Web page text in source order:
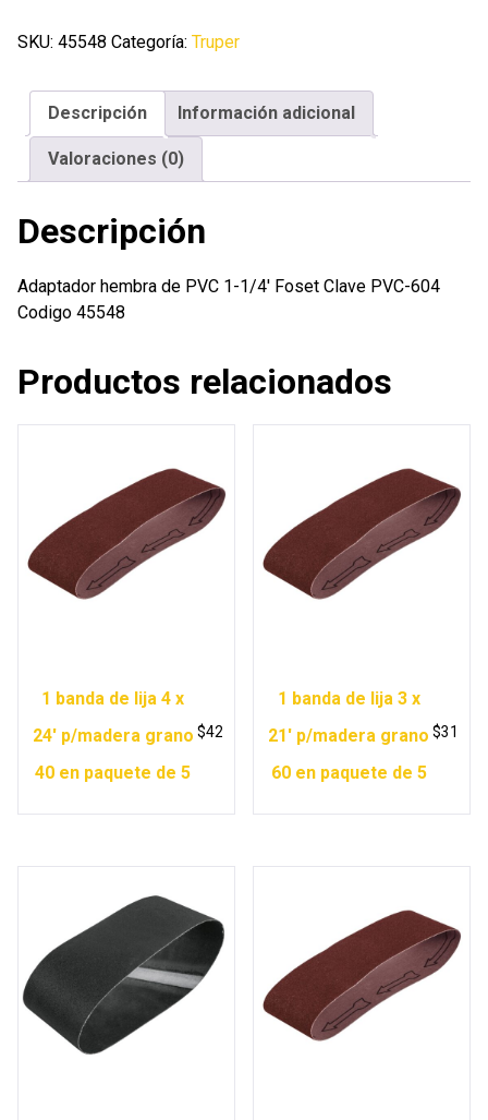
PVC
1/4'
Foset
cantidad
SKU: 45548 Categoría: Truper
Descripción Información adicional
Valoraciones (0)
Descripción
Adaptador hembra de PVC 1-1/4′ Foset Clave PVC-604
Codigo 45548
Productos relacionados
1 banda de lija 4 x
24′ p/madera grano
40 en paquete de 5
$42
1 banda de lija 3 x
21′ p/madera grano
60 en paquete de 5
$31